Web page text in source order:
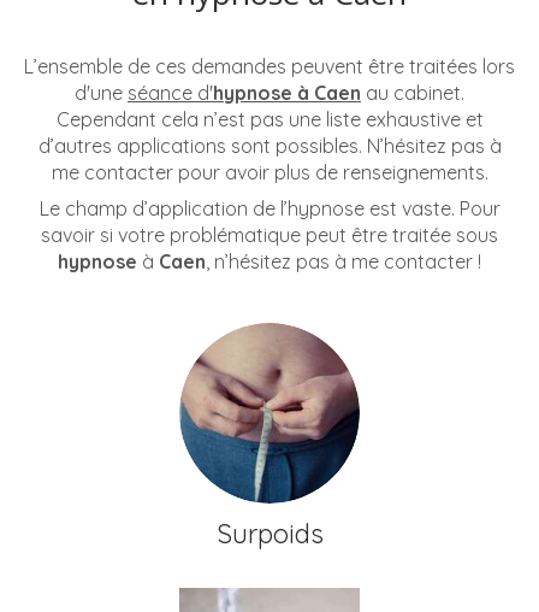
L’ensemble de ces demandes peuvent être traitées lors
d'une séance d'hypnose à Caen au cabinet.
Cependant cela n’est pas une liste exhaustive et
d’autres applications sont possibles. N’hésitez pas à
me contacter pour avoir plus de renseignements.
Le champ d’application de l’hypnose est vaste. Pour
savoir si votre problématique peut être traitée sous
hypnose à Caen, n’hésitez pas à me contacter !
Surpoids